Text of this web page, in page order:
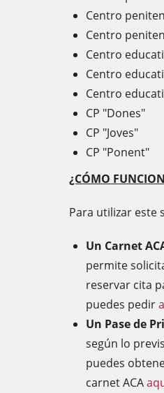
Centro
Centro
Centro
Centro
Centro
CP "Dones"
CP "Joves"
CP "Ponent"
¿CÓMO
Para utilizar este
Un Carnet
permite
reservar cita
puedes pedir
Un Pase de
según lo
puedes
carnet ACA